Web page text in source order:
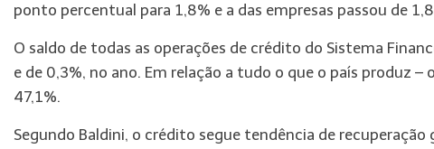
ponto percentual para 1,8% e a das empresas passou de
O saldo de todas as operações de crédito do Sistema
e de 0,3%, no ano. Em relação a tudo o que o país produz
47,1%.
Segundo Baldini, o crédito segue tendência de